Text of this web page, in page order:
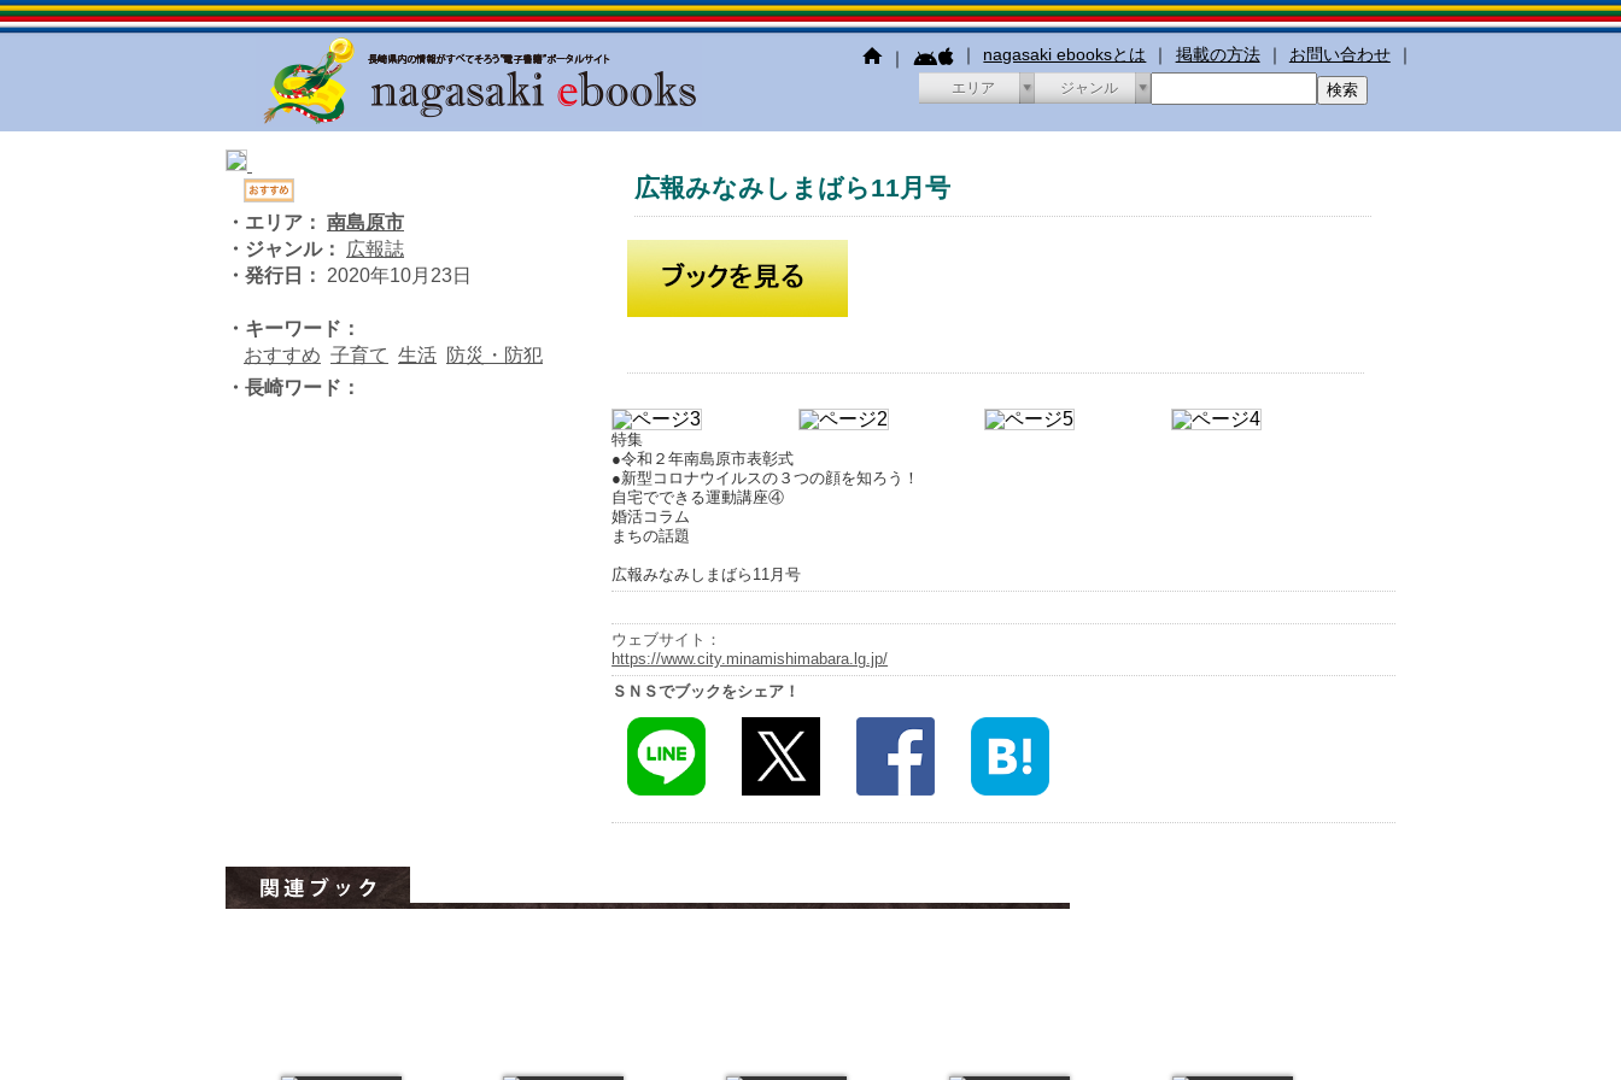
｜ ｜ nagasaki ebooksとは ｜ 掲載の方法 ｜ お問い合わせ ｜
エリア ジャンル
広報みなみしまばら11月号
・エリア： 南島原市
・ジャンル：
広報誌
・発行日：
2020年10月23日
・キーワード：
おすすめ 子育て 生活 防災・防犯
・長崎ワード：
特集
●令和２年南島原市表彰式
●新型コロナウイルスの３つの顔を知ろう！
自宅でできる運動講座④
婚活コラム
まちの話題
広報みなみしまばら11月号
ウェブサイト：
https://www.city.minamishimabara.lg.jp/
ＳＮＳでブックをシェア！